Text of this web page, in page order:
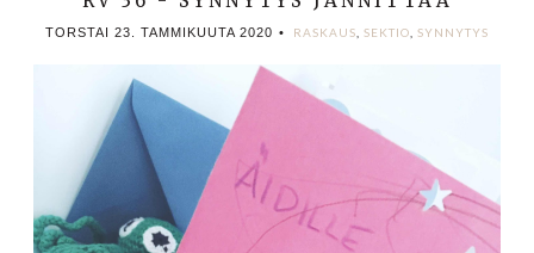
TORSTAI 23. TAMMIKUUTA 2020 • RASKAUS SEKTIO SYNNYTYS